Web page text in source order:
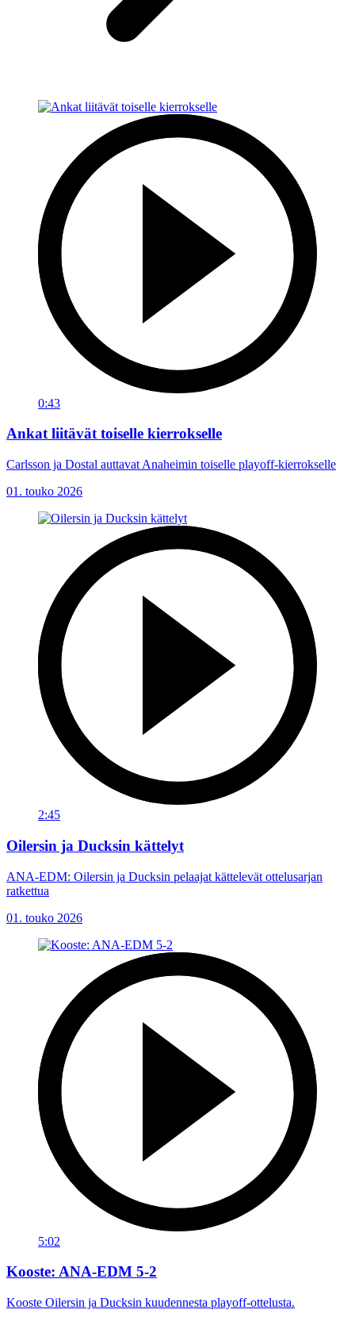
0:43
Ankat liitävät toiselle kierrokselle
Carlsson ja Dostal auttavat Anaheimin toiselle playoff-kierrokselle
01. touko 2026
2:45
Oilersin ja Ducksin kättelyt
ANA-EDM: Oilersin ja Ducksin pelaajat kättelevät ottelusarjan
ratkettua
01. touko 2026
5:02
Kooste: ANA-EDM 5-2
Kooste Oilersin ja Ducksin kuudennesta playoff-ottelusta.